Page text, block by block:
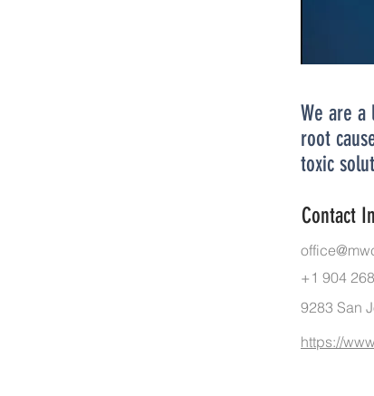
We are
root
toxic
Contact
+1 904
9283 San
https://